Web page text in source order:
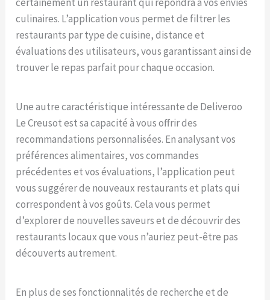
culinaires. L’application vous permet de filtrer les
restaurants par type de cuisine, distance et
évaluations des utilisateurs, vous garantissant ainsi de
trouver le repas parfait pour chaque occasion.
Une autre caractéristique intéressante de Deliveroo
Le Creusot est sa capacité à vous offrir des
recommandations personnalisées. En analysant vos
préférences alimentaires, vos commandes
précédentes et vos évaluations, l’application peut
vous suggérer de nouveaux restaurants et plats qui
correspondent à vos goûts. Cela vous permet
d’explorer de nouvelles saveurs et de découvrir des
restaurants locaux que vous n’auriez peut-être pas
découverts autrement.
En plus de ses fonctionnalités de recherche et de